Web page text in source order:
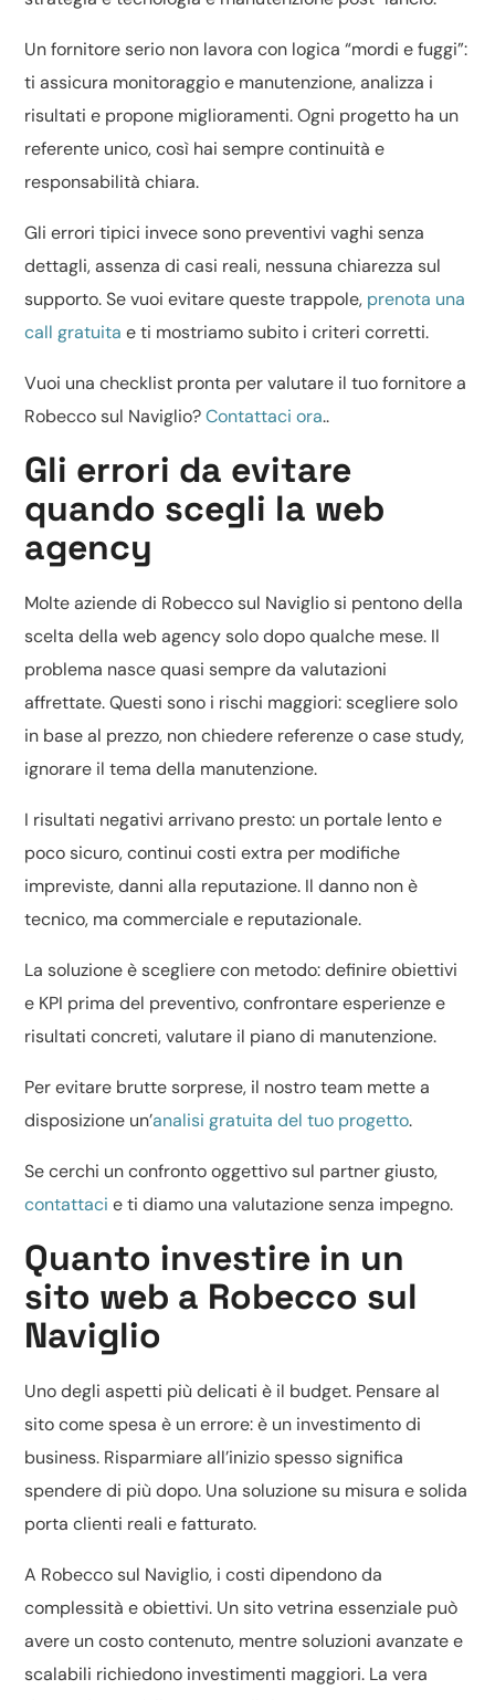
Un fornitore serio non lavora con logica “mordi e fuggi”:
ti assicura monitoraggio e manutenzione, analizza i
risultati e propone miglioramenti. Ogni progetto ha un
referente unico, così hai sempre continuità e
responsabilità chiara.
Gli errori tipici invece sono preventivi vaghi senza
dettagli, assenza di casi reali, nessuna chiarezza sul
supporto. Se vuoi evitare queste trappole, prenota una
call gratuita e ti mostriamo subito i criteri corretti.
Vuoi una checklist pronta per valutare il tuo fornitore a
Robecco sul Naviglio?Contattaci ora..
Gli errori da evitare
quando scegli la web
agency
Molte aziende di Robecco sul Naviglio si pentono della
scelta della web agency solo dopo qualche mese. Il
problema nasce quasi sempre da valutazioni
affrettate. Questi sono i rischi maggiori: scegliere solo
in base al prezzo, non chiedere referenze o case study,
ignorare il tema della manutenzione.
I risultati negativi arrivano presto: un portale lento e
poco sicuro, continui costi extra per modifiche
impreviste, danni alla reputazione. Il danno non è
tecnico, ma commerciale e reputazionale.
La soluzione è scegliere con metodo: definire obiettivi
e KPI prima del preventivo, confrontare esperienze e
risultati concreti, valutare il piano di manutenzione.
Per evitare brutte sorprese, il nostro team mette a
disposizione un’analisi gratuita del tuo progetto.
Se cerchi un confronto oggettivo sul partner giusto,
contattaci e ti diamo una valutazione senza impegno.
Quanto investire in un
sito web a Robecco sul
Naviglio
Uno degli aspetti più delicati è il budget. Pensare al
sito come spesa è un errore: è un investimento di
business. Risparmiare all’inizio spesso significa
spendere di più dopo. Una soluzione su misura e solida
porta clienti reali e fatturato.
A Robecco sul Naviglio, i costi dipendono da
complessità e obiettivi. Un sito vetrina essenziale può
avere un costo contenuto, mentre soluzioni avanzate e
scalabili richiedono investimenti maggiori. La vera